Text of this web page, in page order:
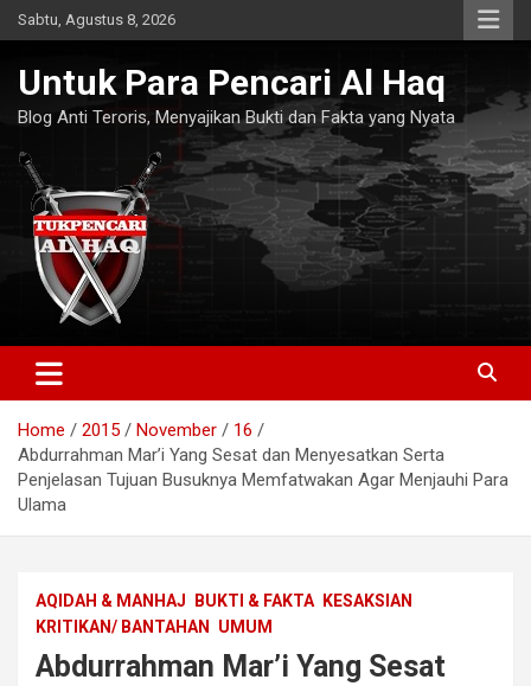
Skip
to
Sabtu, Agustus 8, 2026
Untuk Para Pencari Al Haq
Blog Anti Teroris, Menyajikan Bukti dan Fakta yang Nyata
Home 2015 November
16
Abdurrahman Mar’i Yang Sesat dan Menyesatkan Serta
Penjelasan Tujuan Busuknya Memfatwakan Agar Menjauhi Para
Ulama
AQIDAH & MANHAJ BUKTI & FAKTA
KESAKSIAN
KRITIKAN/ BANTAHAN
UMUM
Abdurrahman Mar’i Yang Sesat